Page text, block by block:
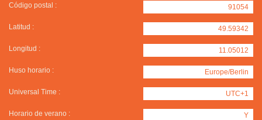
Código postal : 91054
Latitud : 49.59342
Longitud : 11.05012
Huso horario : Europe/Berlin
Universal Time : UTC+1
Horario de verano : Y